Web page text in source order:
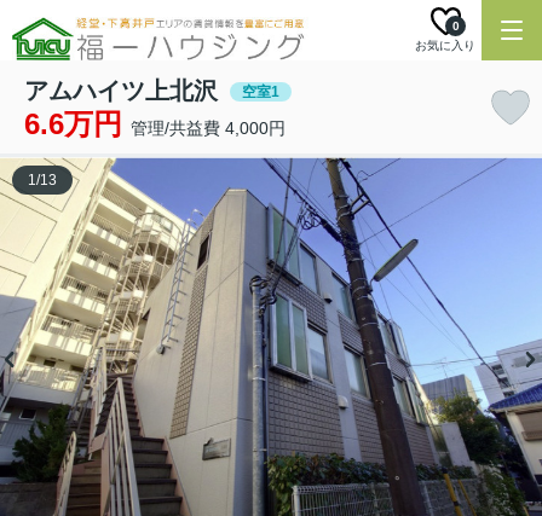
お気に入り
0
アムハイツ上北沢 空室1
6.6万円 管理/共益費 4,000円
1/13